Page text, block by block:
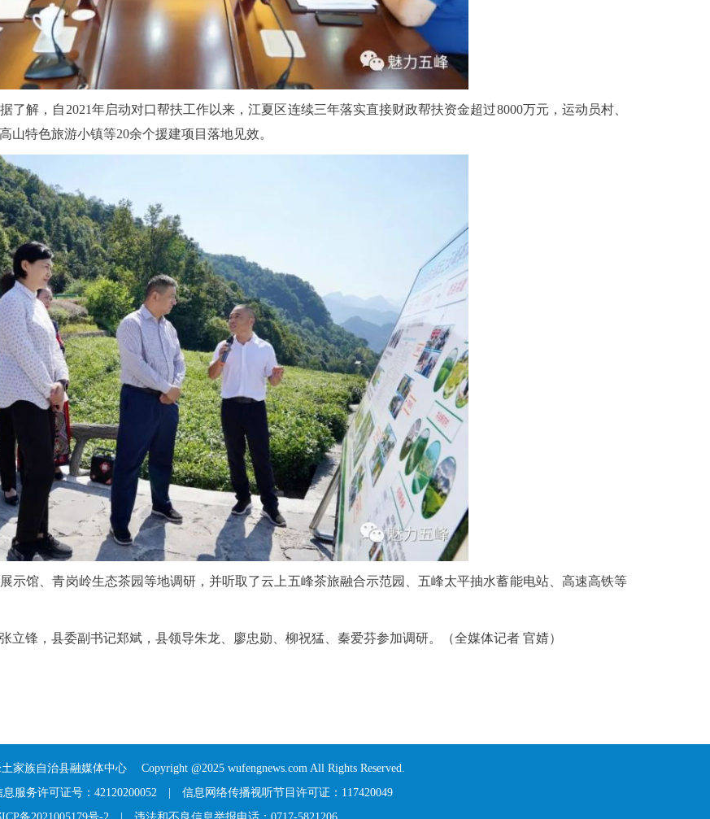
了解，自2021年启动对口帮扶工作以来，江夏区连续三年落实直接财政帮扶资金超过8000万元，运动员村、
特色旅游小镇等20余个援建项目落地见效。
示馆、青岗岭生态茶园等地调研，并听取了云上五峰茶旅融合示范园、五峰太平抽水蓄能电站、高速高铁等
立锋，县委副书记郑斌，县领导朱龙、廖忠勋、柳祝猛、秦爱芬参加调研。（全媒体记者 官婧）
家族自治县融媒体中心 Copyright @2025 wufengnews.com All Rights Reserved.
服务许可证号：42120200052| 信息网络传播视听节目许可证：117420049